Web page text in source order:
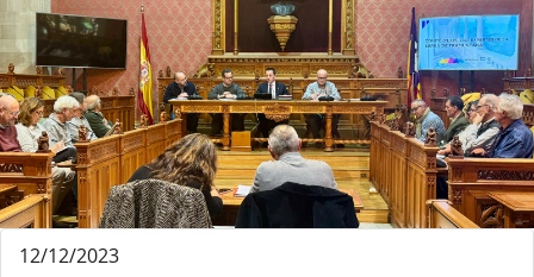
12/12/2023